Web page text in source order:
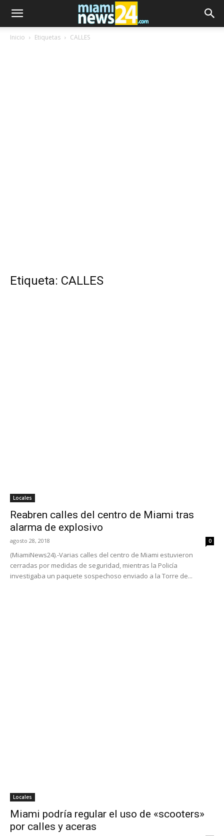
Inicio Etiquetas CALLES
Etiqueta: CALLES
Locales
Reabren calles del centro de Miami tras
alarma de explosivo
agosto 28, 2018 0
(MiamiNews24).-Varias calles del centro de Miami estuvieron
cerradas por medidas de seguridad, mientras la Policía
investigaba un paquete sospechoso enviado a la Torre de...
Locales
Miami podría regular el uso de «scooters»
por calles y aceras